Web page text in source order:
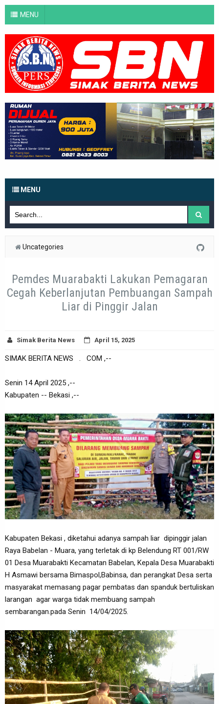
MENU
MENU
Uncategories
Pemdes Muarabakti Lakukan Pemagaran
Cegah Keberlanjutan Pembuangan Sampah
Liar di Pinggir Jalan
Simak Berita News April 15, 2025
SIMAK BERITA NEWS . COM ,--
Senin 14 April 2025 ,--
Kabupaten -- Bekasi ,--
Kabupaten Bekasi , diketahui adanya sampah liar dipinggir jalan
Raya Babelan - Muara, yang terletak di kp Belendung RT 001/RW
01 Desa Muarabakti Kecamatan Babelan, Kepala Desa Muarabakti
H Asmawi bersama Bimaspol,Babinsa, dan perangkat Desa serta
masyarakat memasang pagar pembatas dan spanduk bertuliskan
larangan agar warga tidak membuang sampah
sembarangan.pada Senin 14/04/2025.